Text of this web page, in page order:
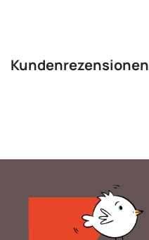
Kundenrezensionen